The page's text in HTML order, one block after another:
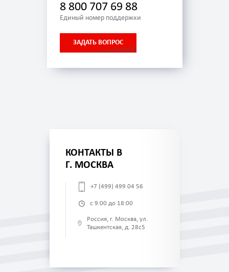
8 800 707 69 88
Единый номер поддержки
ЗАДАТЬ ВОПРОС
КОНТАКТЫ В
Г. МОСКВА
+7 (499) 499 04 56
с 9:00 до 18:00
Россия, г. Москва, ул.
Ташкентская, д. 28с5